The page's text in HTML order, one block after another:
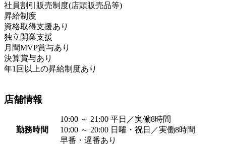
社員割引販売制度(店頭販売品等)
昇給制度
資格取得支援あり
独立開業支援
月間MVP賞与あり
決算賞与あり
年1回以上の昇給制度あり
店舗情報
勤務時間
10:00 ～ 21:00 平日／実働8時間
10:00 ～ 20:00 日曜・祝日／実働8時間
早番・遅番あり